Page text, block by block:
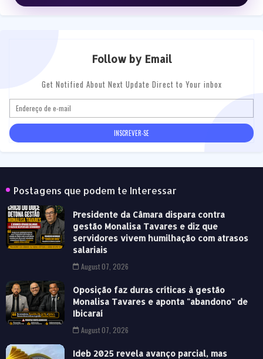
Follow by Email
Get Notified About Next Update Direct to Your inbox
Postagens que podem te Interessar
Presidente da Câmara dispara contra
gestão Monalisa Tavares e diz que
servidores vivem humilhação com atrasos
salariais
August 07, 2026
Oposição faz duras críticas à gestão
Monalisa Tavares e aponta "abandono" de
Ibicaraí
August 07, 2026
Ideb 2025 revela avanço parcial, mas